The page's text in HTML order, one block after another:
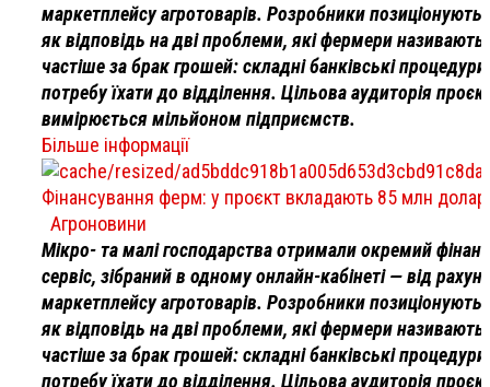
маркетплейсу агротоварів. Розробники позиціонують
як відповідь на дві проблеми, які фермери називають
частіше за брак грошей: складні банківські процедури
потребу їхати до відділення. Цільова аудиторія
вимірюється мільйоном підприємств.
Більше інформації
Фінансування ферм: у проєкт вкладають 85 млн
Агроновини
Мікро- та малі господарства отримали окремий
сервіс, зібраний в одному онлайн-кабінеті — від
маркетплейсу агротоварів. Розробники позиціонують
як відповідь на дві проблеми, які фермери називають
частіше за брак грошей: складні банківські процедури
потребу їхати до відділення. Цільова аудиторія